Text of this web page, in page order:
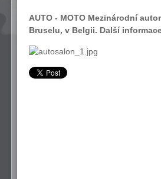
AUTO - MOTO Mezinárodní
Bruselu, v Belgii. Další